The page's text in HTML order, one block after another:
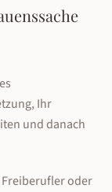
Ihr
und danach
Freiberufler oder